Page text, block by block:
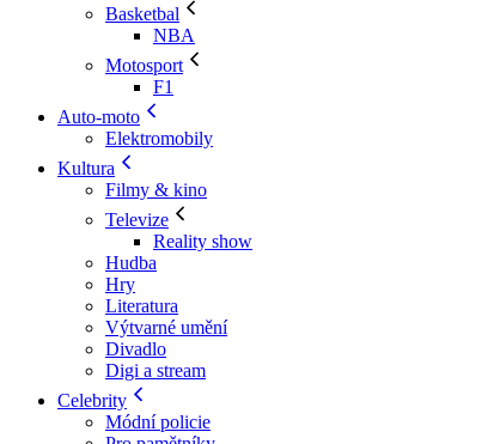
Basketbal
NBA
Motosport
F1
Auto-moto
Elektromobily
Kultura
Filmy & kino
Televize
Reality show
Hudba
Hry
Literatura
Výtvarné umění
Divadlo
Digi a stream
Celebrity
Módní policie